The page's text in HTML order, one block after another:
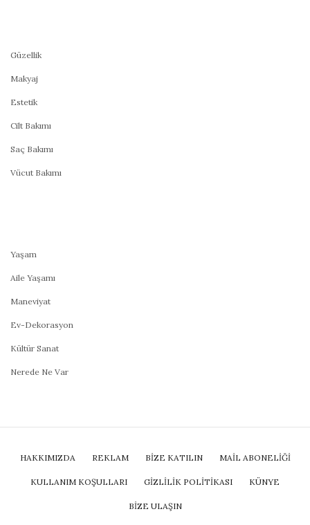
Güzellik
Makyaj
Estetik
Cilt Bakımı
Saç Bakımı
Vücut Bakımı
Yaşam
Aile Yaşamı
Maneviyat
Ev-Dekorasyon
Kültür Sanat
Nerede Ne Var
HAKKIMIZDA REKLAM BİZE KATILIN MAIL ABONELIĞI
KULLANIM KOŞULLARI GIZLILIK POLITIKASI KÜNYE
BIZE ULAŞIN